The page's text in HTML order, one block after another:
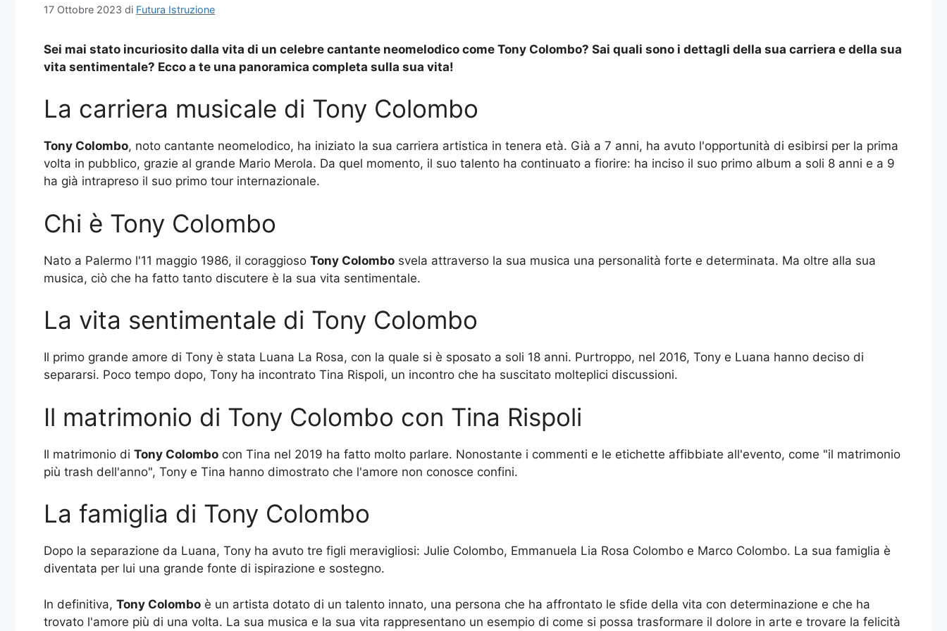
17 Ottobre 2023 di Futura Istruzione
Sei mai stato incuriosito dalla vita di un celebre cantante neomelodico come Tony Colombo? Sai quali sono i dettagli della sua carriera e della sua
vita sentimentale? Ecco a te una panoramica completa sulla sua vita!
La carriera musicale di Tony Colombo
Tony Colombo, noto cantante neomelodico, ha iniziato la sua carriera artistica in tenera età. Già a 7 anni, ha avuto l'opportunità di esibirsi per la prima
volta in pubblico, grazie al grande Mario Merola. Da quel momento, il suo talento ha continuato a fiorire: ha inciso il suo primo album a soli 8 anni e a 9
ha già intrapreso il suo primo tour internazionale.
Chi è Tony Colombo
Nato a Palermo l'11 maggio 1986, il coraggioso Tony Colombo svela attraverso la sua musica una personalità forte e determinata. Ma oltre alla sua
musica, ciò che ha fatto tanto discutere è la sua vita sentimentale.
La vita sentimentale di Tony Colombo
Il primo grande amore di Tony è stata Luana La Rosa, con la quale si è sposato a soli 18 anni. Purtroppo, nel 2016, Tony e Luana hanno deciso di
separarsi. Poco tempo dopo, Tony ha incontrato Tina Rispoli, un incontro che ha suscitato molteplici discussioni.
Il matrimonio di Tony Colombo con Tina Rispoli
Il matrimonio di Tony Colombo con Tina nel 2019 ha fatto molto parlare. Nonostante i commenti e le etichette affibbiate all'evento, come "il matrimonio
più trash dell'anno", Tony e Tina hanno dimostrato che l'amore non conosce confini.
La famiglia di Tony Colombo
Dopo la separazione da Luana, Tony ha avuto tre figli meravigliosi: Julie Colombo, Emmanuela Lia Rosa Colombo e Marco Colombo. La sua famiglia è
diventata per lui una grande fonte di ispirazione e sostegno.
In definitiva, Tony Colombo è un artista dotato di un talento innato, una persona che ha affrontato le sfide della vita con determinazione e che ha
trovato l'amore più di una volta. La sua musica e la sua vita rappresentano un esempio di come si possa trasformare il dolore in arte e trovare la felicità